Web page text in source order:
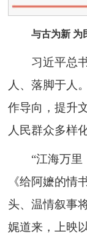
与古为新 为
习近平总
人、落脚于人
作导向，提升
人民群众多样
“江海万
《给阿嬷的情
头、温情叙事
娓道来，上映